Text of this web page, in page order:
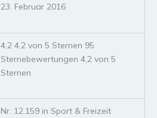
23. Februar 2016
4,2 4,2 von 5 Sternen 95
Sternebewertungen 4,2 von 5
Sternen
Nr. 12.159 in Sport & Freizeit